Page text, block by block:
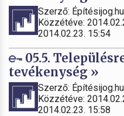
Szerző: Építésijog.hu
Közzétéve:
2014.02.23. 15:54
05.5.
tevékenység »
Szerző: Építésijog.hu
Közzétéve:
2014.02.23. 15:58